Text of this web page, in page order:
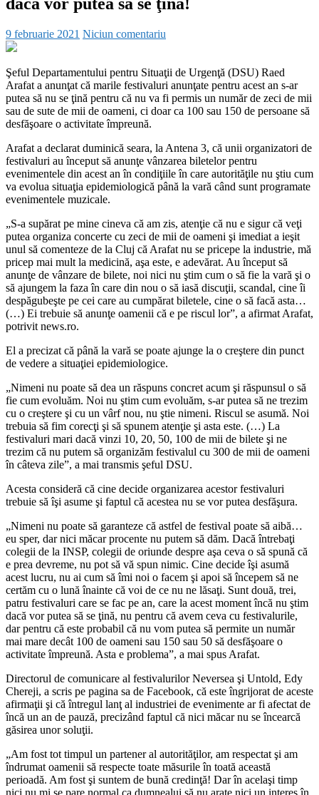
9 februarie 2021 Niciun comentariu
Şeful Departamentului pentru Situaţii de Urgenţă (DSU) Raed
Arafat a anunţat că marile festivaluri anunţate pentru acest an s-ar
putea să nu se ţină pentru că nu va fi permis un număr de zeci de mii
sau de sute de mii de oameni, ci doar ca 100 sau 150 de persoane să
desfăşoare o activitate împreună.
Arafat a declarat duminică seara, la Antena 3, că unii organizatori de
festivaluri au început să anunţe vânzarea biletelor pentru
evenimentele din acest an în condiţiile în care autorităţile nu ştiu cum
va evolua situaţia epidemiologică până la vară când sunt programate
evenimentele muzicale.
„S-a supărat pe mine cineva că am zis, atenţie că nu e sigur că veţi
putea organiza concerte cu zeci de mii de oameni şi imediat a ieşit
unul să comenteze de la Cluj că Arafat nu se pricepe la industrie, mă
pricep mai mult la medicină, aşa este, e adevărat. Au început să
anunţe de vânzare de bilete, noi nici nu ştim cum o să fie la vară şi o
să ajungem la faza în care din nou o să iasă discuţii, scandal, cine îi
despăgubeşte pe cei care au cumpărat biletele, cine o să facă asta…
(…) Ei trebuie să anunţe oamenii că e pe riscul lor”, a afirmat Arafat,
potrivit news.ro.
El a precizat că până la vară se poate ajunge la o creştere din punct
de vedere a situaţiei epidemiologice.
„Nimeni nu poate să dea un răspuns concret acum şi răspunsul o să
fie cum evoluăm. Noi nu ştim cum evoluăm, s-ar putea să ne trezim
cu o creştere şi cu un vârf nou, nu ştie nimeni. Riscul se asumă. Noi
trebuia să fim corecţi şi să spunem atenţie şi asta este. (…) La
festivaluri mari dacă vinzi 10, 20, 50, 100 de mii de bilete şi ne
trezim că nu putem să organizăm festivalul cu 300 de mii de oameni
în câteva zile”, a mai transmis şeful DSU.
Acesta consideră că cine decide organizarea acestor festivaluri
trebuie să îşi asume şi faptul că acestea nu se vor putea desfăşura.
„Nimeni nu poate să garanteze că astfel de festival poate să aibă…
eu sper, dar nici măcar procente nu putem să dăm. Dacă întrebaţi
colegii de la INSP, colegii de oriunde despre aşa ceva o să spună că
e prea devreme, nu pot să vă spun nimic. Cine decide îşi asumă
acest lucru, nu ai cum să îmi noi o facem şi apoi să începem să ne
certăm cu o lună înainte că voi de ce nu ne lăsaţi. Sunt două, trei,
patru festivaluri care se fac pe an, care la acest moment încă nu ştim
dacă vor putea să se ţină, nu pentru că avem ceva cu festivalurile,
dar pentru că este probabil că nu vom putea să permite un număr
mai mare decât 100 de oameni sau 150 sau 50 să desfăşoare o
activitate împreună. Asta e problema”, a mai spus Arafat.
Directorul de comunicare al festivalurilor Neversea şi Untold, Edy
Chereji, a scris pe pagina sa de Facebook, că este îngrijorat de aceste
afirmaţii şi că întregul lanţ al industriei de evenimente ar fi afectat de
încă un an de pauză, precizând faptul că nici măcar nu se încearcă
găsirea unor soluţii.
„Am fost tot timpul un partener al autorităţilor, am respectat şi am
îndrumat oamenii să respecte toate măsurile în toată această
perioadă. Am fost şi suntem de bună credinţă! Dar în acelaşi timp
nici nu mi se pare normal ca dumnealui să nu arate nici un interes în